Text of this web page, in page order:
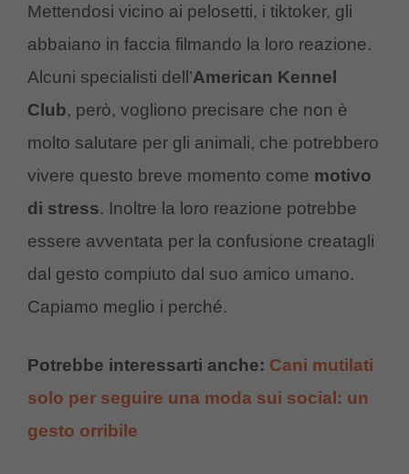
Mettendosi vicino ai pelosetti, i tiktoker, gli
abbaiano in faccia filmando la loro reazione.
Alcuni specialisti dell’American Kennel
Club, però, vogliono precisare che non è
molto salutare per gli animali, che potrebbero
vivere questo breve momento come motivo
di stress. Inoltre la loro reazione potrebbe
essere avventata per la confusione creatagli
dal gesto compiuto dal suo amico umano.
Capiamo meglio i perché.
Potrebbe interessarti anche: Cani mutilati
solo per seguire una moda sui social: un
gesto orribile